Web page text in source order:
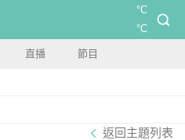
°C
°C
直播 節目
返回主題列表